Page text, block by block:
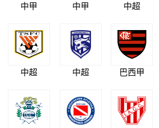
中甲 中甲 中超
中超 中超 巴西甲